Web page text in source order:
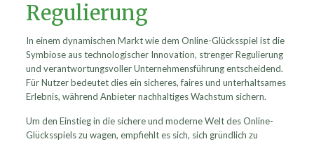
Regulierung
In einem dynamischen Markt wie dem Online-Glücksspiel ist die
Symbiose aus technologischer Innovation, strenger Regulierung
und verantwortungsvoller Unternehmensführung entscheidend.
Für Nutzer bedeutet dies ein sicheres, faires und unterhaltsames
Erlebnis, während Anbieter nachhaltiges Wachstum sichern.
Um den Einstieg in die sichere und moderne Welt des Online-
Glücksspiels zu wagen, empfiehlt es sich, sich gründlich zu